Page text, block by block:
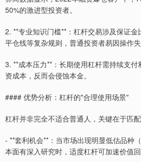
50%的激进型投资者。
2. **专业知识门槛**：杠杆交易涉及保证
平仓线等复杂规则，普通投资者易因操作失
3. **成本压力**：长期使用杠杆需持续支
资成本，反而会侵蚀本金。
#### 优势分析：杠杆的"合理使用场景"
杠杆并非完全不适合普通人，关键在于匹配
- **套利机会**：当市场出现明显低估品种
本面有深入研究时，适度杠杆可加速价值回